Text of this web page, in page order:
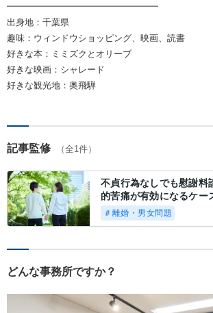
━━━━━━━━━━━━━━━━━
出身地：千葉県
趣味：ウィンドウショッピング、映画、読書
好きな本：ミミズクとオリーブ
好きな映画：シャレード
好きな観光地：奥飛騨
記事監修 （全1件）
不貞行為なしでも慰謝料
的苦痛が有効になるケー
＃離婚・男女問題
どんな事務所ですか？